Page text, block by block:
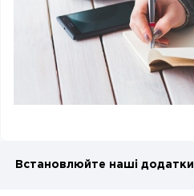
Встановлюйте наші додатки